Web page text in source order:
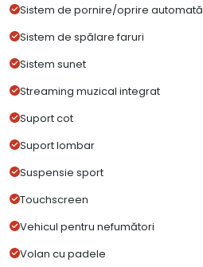
Sistem de pornire/oprire automată
Sistem de spălare faruri
Sistem sunet
Streaming muzical integrat
Suport cot
Suport lombar
Suspensie sport
Touchscreen
Vehicul pentru nefumători
Volan cu padele